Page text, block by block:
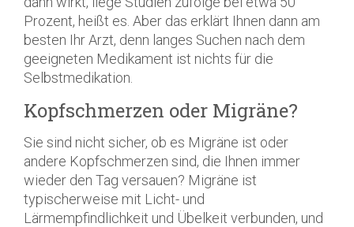
Prozent, heißt es. Aber das erklärt Ihnen dann am
besten Ihr Arzt, denn langes Suchen nach dem
geeigneten Medikament ist nichts für die
Selbstmedikation.
Kopfschmerzen oder Migräne?
Sie sind nicht sicher, ob es Migräne ist oder
andere Kopfschmerzen sind, die Ihnen immer
wieder den Tag versauen? Migräne ist
typischerweise mit Licht- und
Lärmempfindlichkeit und Übelkeit verbunden, und